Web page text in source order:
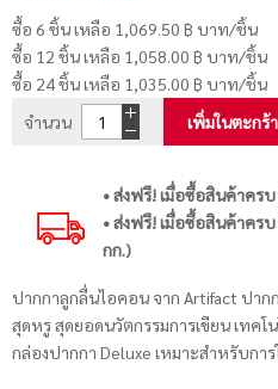
ซื้อ 6 ชิ้น เหลือ 1,069.50 ฿ บาท/ชิ้น
ซื้อ 12 ชิ้น เหลือ 1,058.00 ฿ บาท/ชิ้น
ซื้อ 24 ชิ้น เหลือ 1,035.00 ฿ บาท/ชิ้น
จำนวน
เพิ่มในตะกร้า
• ส่งฟรี! เมื่อซื้อสินค้าคร
• ส่งฟรี! เมื่อซื้อสินค้าคร
กก.)
ปากกาลูกลื่นไอคอน จาก Artifact ปาก
สุดหรู สุดยอดนวัตกรรมการเขียน เทค
กล่องปากกา Deluxe เหมาะสำหรับก